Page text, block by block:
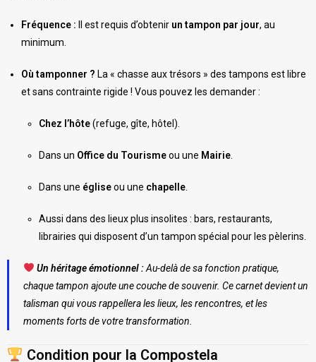
Fréquence : Il est requis d’obtenir un tampon par jour, au
minimum.
Où tamponner ? La « chasse aux trésors » des tampons est libre
et sans contrainte rigide ! Vous pouvez les demander :
Chez l’hôte(refuge, gîte, hôtel).
Dans un Office du Tourismeou une Mairie
Dans une égliseou une chapelle
Aussi dans des lieux plus insolites : bars, restaurants,
librairies qui disposent d’un tampon spécial pour les pèlerins.
Un héritage émotionnel :Au-delà de sa fonction pratique,
chaque tampon ajoute une couche de souvenir. Ce carnet devient un
talisman qui vous rappellera les lieux, les rencontres, et les
moments forts de votre transformation.
Condition pour la Compostela